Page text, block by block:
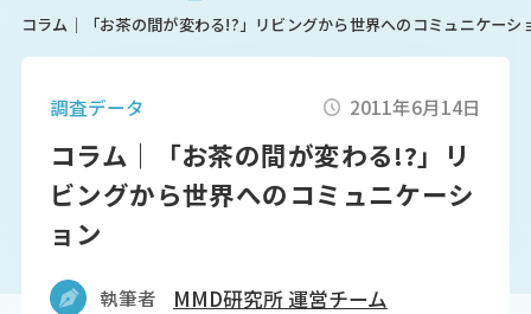
コラム｜「お茶の間が変わる!?」リビングから世界へのコミュニケーシ
調査データ 2011年6月14日
コラム｜「お茶の間が変わる!?」リ
ビングから世界へのコミュニケーシ
ョン
執筆者 MMD研究所 運営チーム